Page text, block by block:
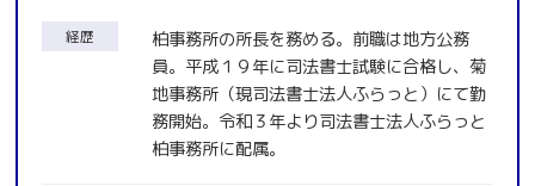
経歴
柏事務所の所長を務める。前職は地方公務
員。平成１９年に司法書士試験に合格し、菊
地事務所（現司法書士法人ふらっと）にて勤
務開始。令和３年より司法書士法人ふらっと
柏事務所に配属。